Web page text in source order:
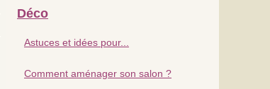
Déco
Astuces et idées pour...
Comment aménager son salon ?